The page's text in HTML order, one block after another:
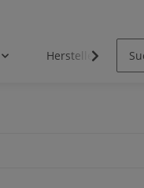
Hersteller